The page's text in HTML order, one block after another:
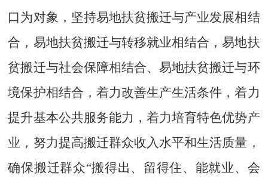
口为对象，坚持易地扶贫搬迁与产业发展相结
合，易地扶贫搬迁与转移就业相结合，易地扶
贫搬迁与社会保障相结合、易地扶贫搬迁与环
境保护相结合，着力改善生产生活条件，着力
提升基本公共服务能力，着力培育特色优势产
业，努力提高搬迁群众收入水平和生活质量，
确保搬迁群众“搬得出、留得住、能就业、会